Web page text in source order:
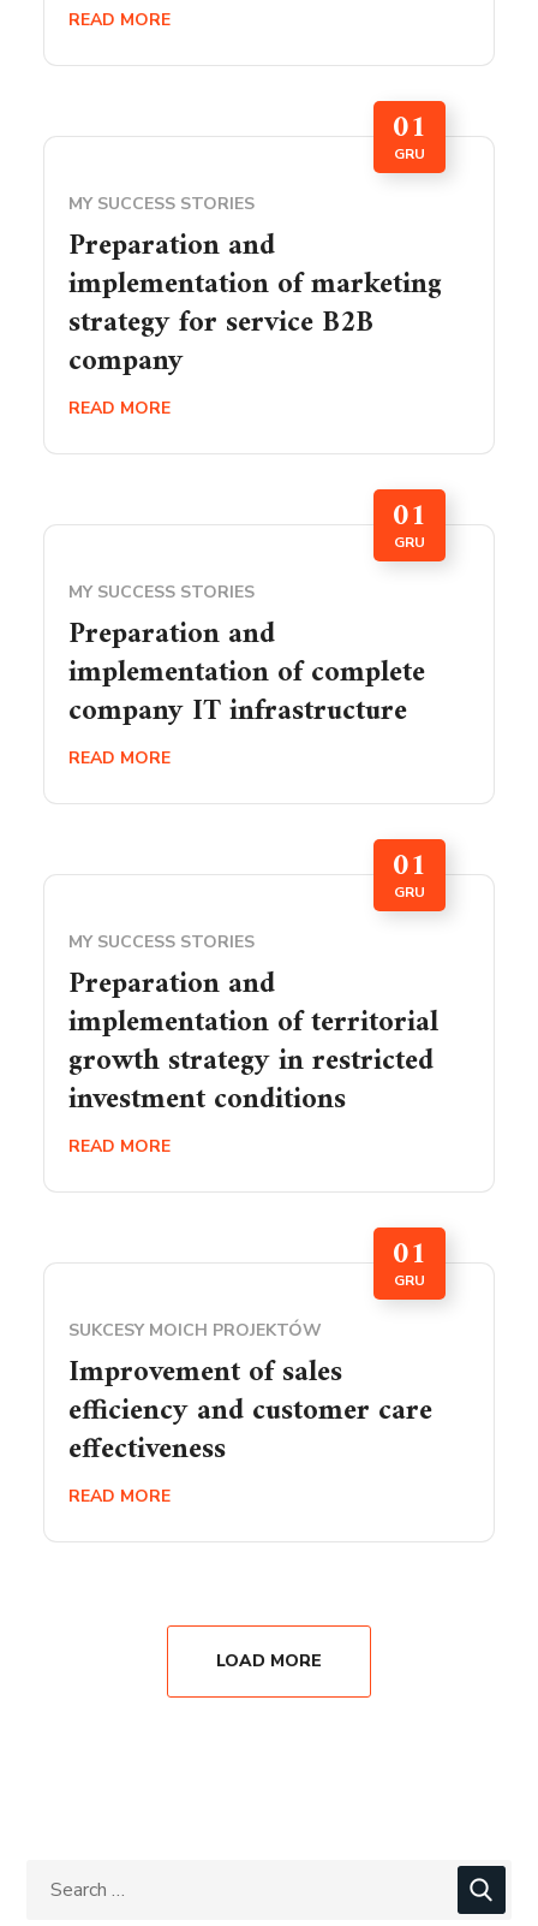
READ MORE
01
GRU
MY SUCCESS STORIES
Preparation and
implementation of marketing
strategy for service B2B
company
READ MORE
01
GRU
MY SUCCESS STORIES
Preparation and
implementation of complete
company IT infrastructure
READ MORE
01
GRU
MY SUCCESS STORIES
Preparation and
implementation of territorial
growth strategy in restricted
investment conditions
READ MORE
01
GRU
SUKCESY MOICH PROJEKTÓW
Improvement of sales
efficiency and customer care
effectiveness
READ MORE
LOAD MORE